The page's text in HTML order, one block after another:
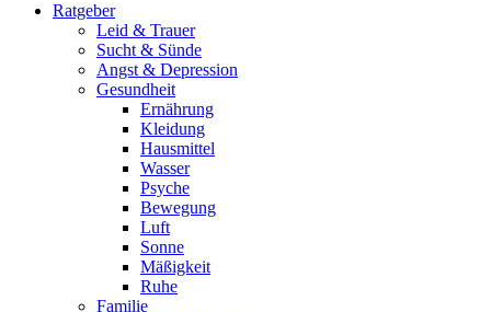
Ratgeber
Leid & Trauer
Sucht & Sünde
Angst & Depression
Gesundheit
Ernährung
Kleidung
Hausmittel
Wasser
Psyche
Bewegung
Luft
Sonne
Mäßigkeit
Ruhe
Familie